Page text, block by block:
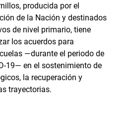
producida por el
de la Nación y destinados
de nivel primario, tiene
los acuerdos para
—durante el periodo de
19— en el sostenimiento de
la recuperación y
trayectorias.